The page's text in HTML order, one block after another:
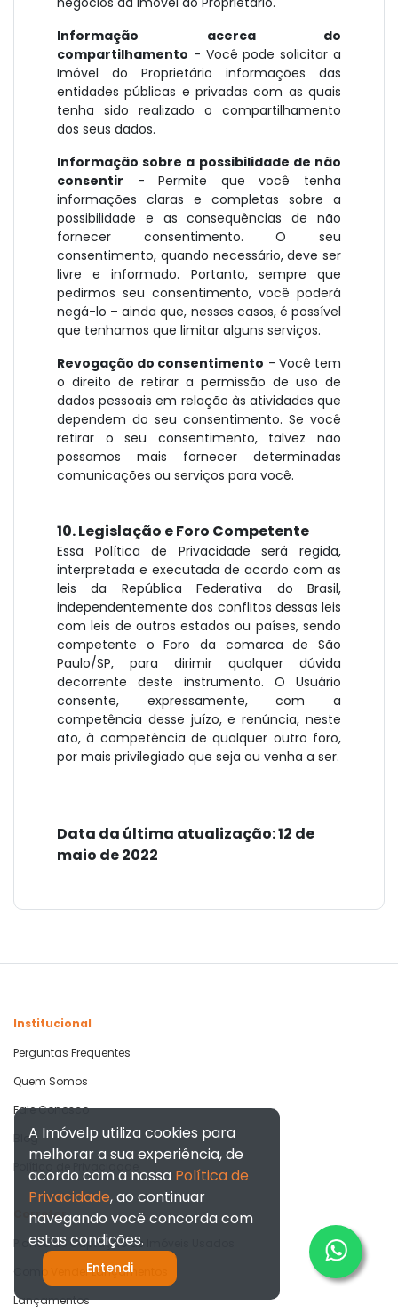
Informação acerca do
compartilhamento - Você pode solicitar a
Imóvel do Proprietário informações das
entidades públicas e privadas com as quais
tenha sido realizado o compartilhamento
dos seus dados.
Informação sobre a possibilidade de não
consentir - Permite que você tenha
informações claras e completas sobre a
possibilidade e as consequências de não
fornecer consentimento. O seu
consentimento, quando necessário, deve ser
livre e informado. Portanto, sempre que
pedirmos seu consentimento, você poderá
negá-lo – ainda que, nesses casos, é possível
que tenhamos que limitar alguns serviços.
Revogação do consentimento - Você tem
o direito de retirar a permissão de uso de
dados pessoais em relação às atividades que
dependem do seu consentimento. Se você
retirar o seu consentimento, talvez não
possamos mais fornecer determinadas
comunicações ou serviços para você.
10. Legislação e Foro Competente
Essa Política de Privacidade será regida,
interpretada e executada de acordo com as
leis da República Federativa do Brasil,
independentemente dos conflitos dessas leis
com leis de outros estados ou países, sendo
competente o Foro da comarca de São
Paulo/SP, para dirimir qualquer dúvida
decorrente deste instrumento. O Usuário
consente, expressamente, com a
competência desse juízo, e renúncia, neste
ato, à competência de qualquer outro foro,
por mais privilegiado que seja ou venha a ser.
Data da última atualização: 12 de
maio de 2022
Institucional
Perguntas Frequentes
Quem Somos
Fale Conosco
Blog
Política de Privacidade
Corretor
Planos de Captação de Imóveis Usados
Como Vender Lançamentos
Lançamentos
A Imóvelp utiliza cookies para
melhorar a sua experiência, de
acordo com a nossa Política de
Privacidade, ao continuar
navegando você concorda com
estas condições.
Entendi